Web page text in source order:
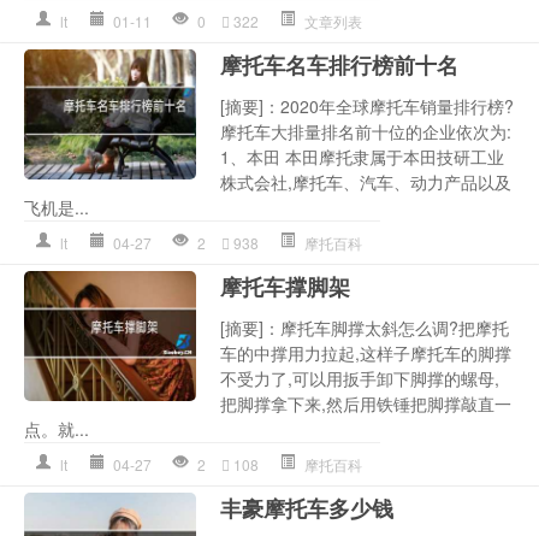
lt 01-11 0 322 文章列表
摩托车名车排行榜前十名
[摘要]：2020年全球摩托车销量排行榜?
摩托车大排量排名前十位的企业依次为:
1、本田 本田摩托隶属于本田技研工业
株式会社,摩托车、汽车、动力产品以及
飞机是...
lt 04-27 2 938 摩托百科
摩托车撑脚架
[摘要]：摩托车脚撑太斜怎么调?把摩托
车的中撑用力拉起,这样子摩托车的脚撑
不受力了,可以用扳手卸下脚撑的螺母,
把脚撑拿下来,然后用铁锤把脚撑敲直一
点。就...
lt 04-27 2 108 摩托百科
丰豪摩托车多少钱